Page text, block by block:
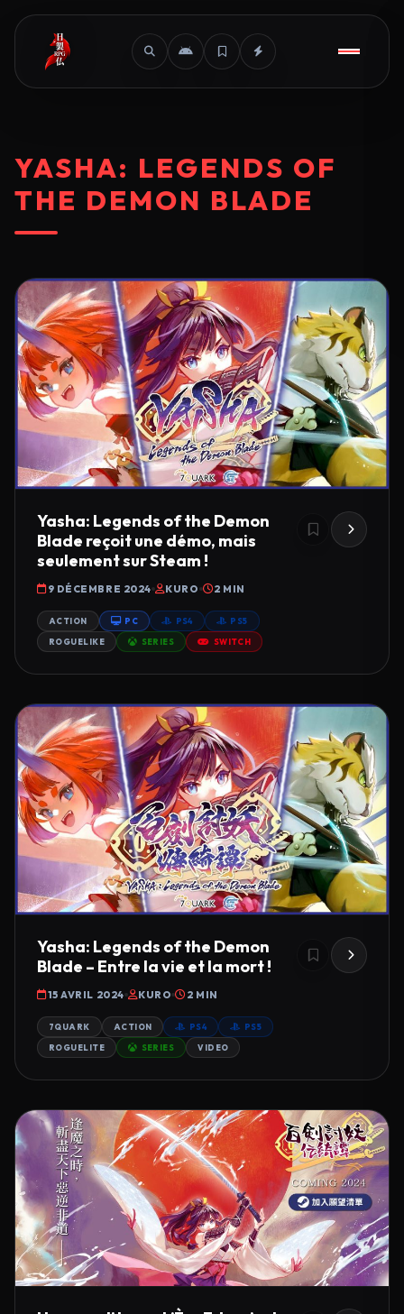
YASHA: LEGENDS OF
THE DEMON BLADE
Yasha: Legends of the Demon
Blade reçoit une démo, mais
seulement sur Steam !
9 DÉCEMBRE 2024 KURO 2 MIN
ACTION PC PS4 PS5
ROGUELIKE SERIES SWITCH
Yasha: Legends of the Demon
Blade – Entre la vie et la mort !
15 AVRIL 2024 KURO 2 MIN
7QUARK ACTION PS4 PS5
ROGUELITE SERIES VIDEO